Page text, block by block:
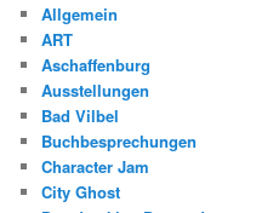
Allgemein
ART
Aschaffenburg
Ausstellungen
Bad Vilbel
Buchbesprechungen
Character Jam
City Ghost